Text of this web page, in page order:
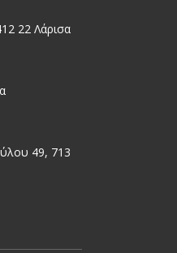
22 Λάρισα
49, 713